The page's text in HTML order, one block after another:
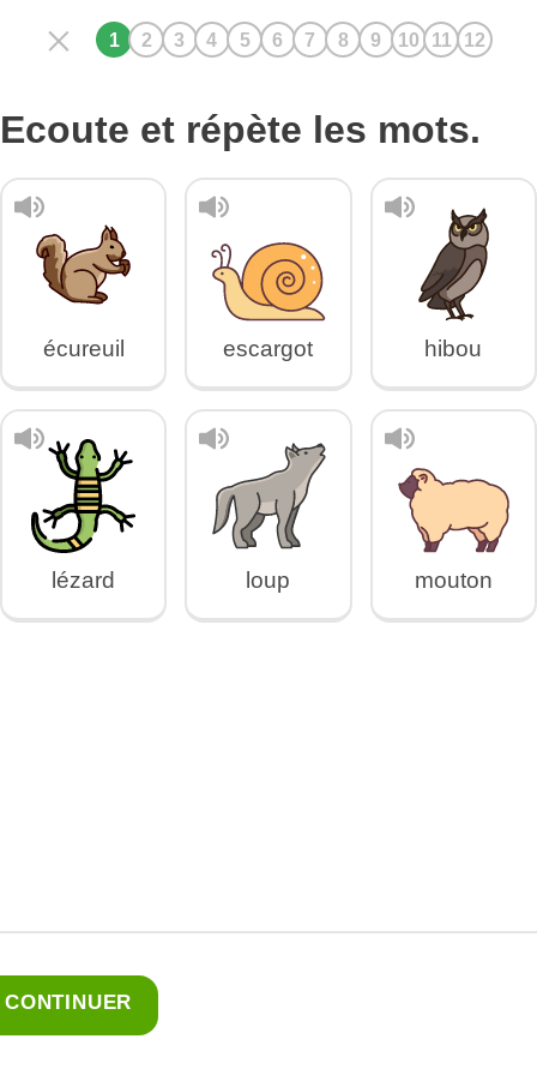
Ecoute et répète les mots.
écureuil escargot hibou
lézard loup mouton
CONTINUER